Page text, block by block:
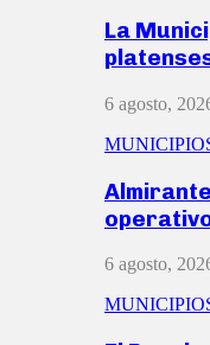
La
6 agosto,
6 agosto,